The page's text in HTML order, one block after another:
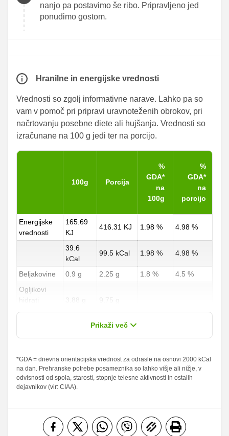
nanjo pa postavimo še ribo. Pripravljeno jed
ponudimo gostom.
Hranilne in energijske vrednosti
Vrednosti so zgolj informativne narave. Lahko pa so
vam v pomoč pri pripravi uravnoteženih obrokov, pri
načrtovanju posebne diete ali hujšanja. Vrednosti so
izračunane na 100 g jedi ter na porcijo.
100g Porcija
%
GDA*
na
100g
%
GDA*
na
porcijo
Energijske
vrednosti
165.69
KJ
416.31 KJ 1.98 % 4.98 %
39.6
kCal
99.5 kCal 1.98 % 4.98 %
Beljakovine 0.9 g 2.25 g 1.8 %
4.5 %
Ogljikovi
hidrati
3.88 g 9.75 g
3.75 g
1.44 % 3.61 %
od teh
nasičene
maščobne
1.99 g
0.2 g
5 g 2.84 % 7.14 %
1.29 g 3.25 g 5.16 %
13 %
Folna kislina
0 g 0 g
Prikaži več
*GDA = dnevna orientacijska vrednost za odrasle na osnovi 2000 kCal
na dan. Prehranske potrebe posameznika so lahko višje ali nižje, v
odvisnosti od spola, starosti, stopnje telesne aktivnosti in ostalih
dejavnikov (vir: CIAA).